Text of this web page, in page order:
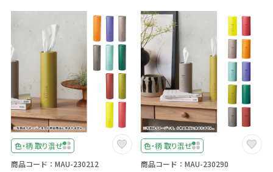
色・柄 取り混ぜ
商品コード：MAU-230212
色・柄 取り混ぜ
商品コード：MAU-230290